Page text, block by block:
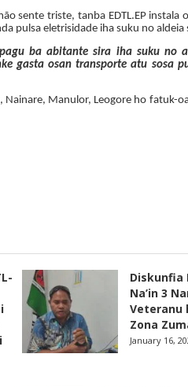
sente triste, tanba EDTL.EP instala
pulsa eletrisidade iha suku no aldeia
ba abitante sira iha suku no
gasta osan transporte atu sosa
Nainare, Manulor, Leogore ho fatuk-
Diskunfia
Na’in 3
Veteranu
Zona
January 16,